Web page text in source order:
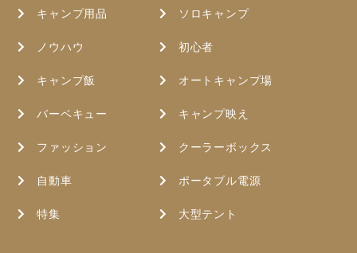
キャンプ用品
ノウハウ
キャンプ飯
バーベキュー
ファッション
自動車
特集
ソロキャンプ
初心者
オートキャンプ場
キャンプ映え
クーラーボックス
ポータブル電源
大型テント